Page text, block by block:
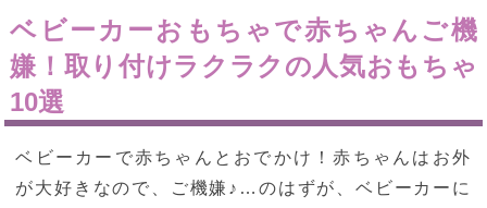
ベビーカーおもちゃで赤ちゃんご機
嫌！取り付けラクラクの人気おもちゃ
10選
ベビーカーで赤ちゃんとおでかけ！赤ちゃんはお外
が大好きなので、ご機嫌♪…のはずが、ベビーカーに